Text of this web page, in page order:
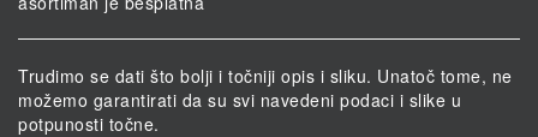
Trudimo se dati što bolji i točniji opis i sliku. Unatoč tome, ne
možemo garantirati da su svi navedeni podaci i slike u
potpunosti točne.